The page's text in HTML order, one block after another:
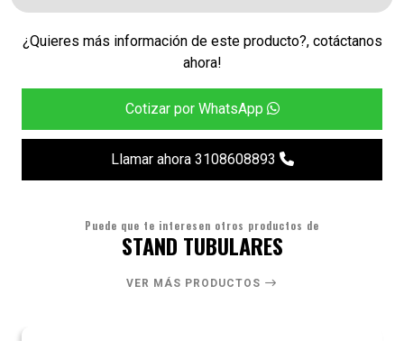
¿Quieres más información de este producto?, cotáctanos
ahora!
Cotizar por WhatsApp
Llamar ahora 3108608893
Puede que te interesen otros productos de
STAND TUBULARES
VER MÁS PRODUCTOS